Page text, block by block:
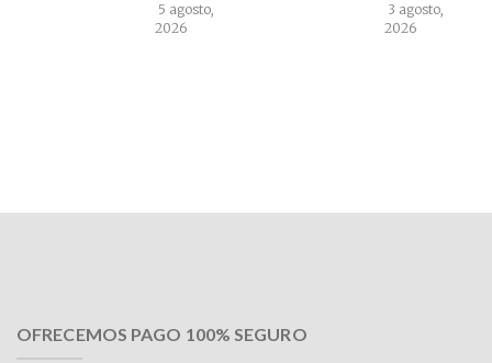
5 agosto,
2026
3 agosto,
2026
OFRECEMOS PAGO 100% SEGURO